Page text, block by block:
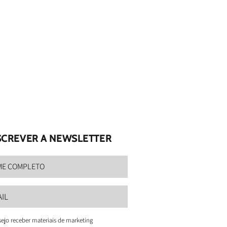
A NEWSLETTER
receber materiais de marketing